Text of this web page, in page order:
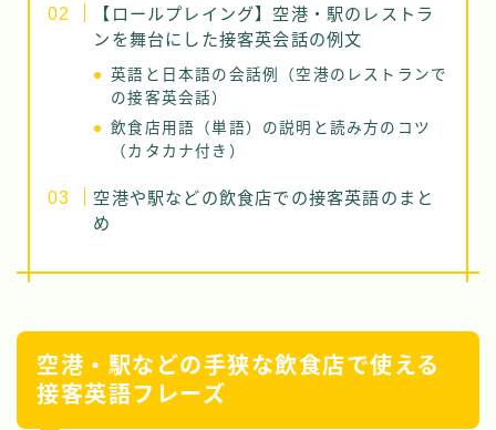
【ロールプレイング】空港・駅のレストラ
ンを舞台にした接客英会話の例文
英語と日本語の会話例（空港のレストランで
の接客英会話）
飲食店用語（単語）の説明と読み方のコツ
（カタカナ付き）
空港や駅などの飲食店での接客英語のまと
め
空港・駅などの手狭な飲食店で使える
接客英語フレーズ